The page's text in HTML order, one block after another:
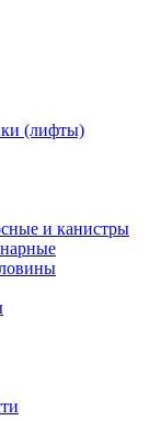
(лифты)
и канистры